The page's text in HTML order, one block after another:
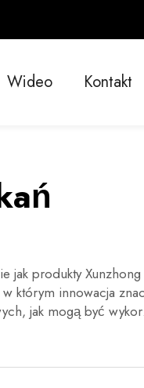
Wideo Kontakt
jak produkty Xunzhong
którym innowacja
jak mogą być